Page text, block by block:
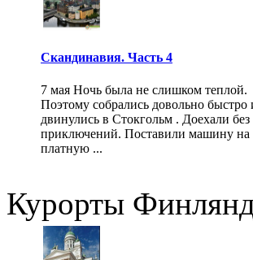
Скандинавия. Часть 4
7 мая Ночь была не слишком теплой.
Поэтому собрались довольно быстро
двинулись в Стокгольм . Доехали без
приключений. Поставили машину на
платную ...
Курорты